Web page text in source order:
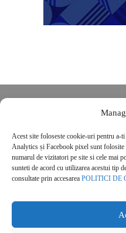
Acest site foloseste cookie-uri pentru a-
Analytics și Facebook pixel sunt
numarul de vizitatori pe site si cele mai
sunteti de acord cu utilizarea acestui tip
consultate prin accesarea POLITICI DE
POLITICĂ DE
Politica de cookies